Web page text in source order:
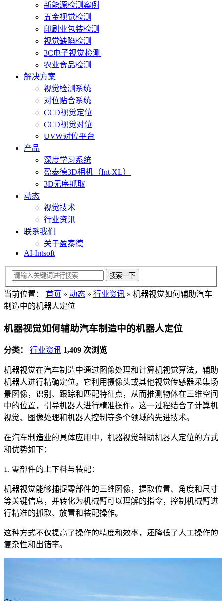
新能源检测案例
五金视觉检测
印刷业包装检测
视觉缺陷检测
3C电子视觉检测
农业食品检测
解决方案
视觉检测系统
对位贴合系统
CCD视觉定位
CCD视觉对位
UVW对位平台
产品
深度学习系统
盈泰德3D相机（Int-XL）
3D无序抓取
动态
视觉技术
行业资讯
联系我们
关于盈泰德
AI-Intsoft
当前位置： 首页 » 动态 » 行业资讯 » 机器视觉如何辅助汽车
制造中的机器人定位
机器视觉如何辅助汽车制造中的机器人定位
分类： 行业资讯 1,409 次浏览
机器视觉在汽车制造中通过图像处理和计算机视觉算法，辅助
机器人进行精确定位。它利用摄像头或其他视觉传感器采集场
景图像，识别、跟踪和匹配特征点，从而推测物体在三维空间
中的位置，引导机器人进行精准操作。这一过程结合了计算机
视觉、图像处理和机器人控制等多个领域的先进技术。
在汽车制造业的具体应用中，机器视觉辅助机器人定位的方式
和优势如下：
1. 零部件的上下料与装配：
机器视觉能够捕捉零部件的三维图像，提取位置、角度和尺寸
等关键信息，并转化为机械臂可以理解的指令，控制机械臂进
行精准的抓取、放置和装配操作。
这种方式不仅提高了操作的精度和效率，还降低了人工操作的
复杂性和出错率。